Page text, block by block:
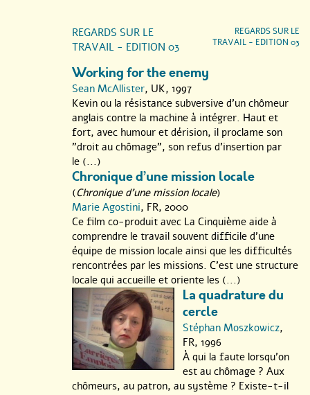
terrain, de travailleurs, de chômeurs, d’acteurs de la société
civile, d’économistes, de spécialistes, de citoyens...
Quatre jours pour parler du travail. Celui qu’on cherche, celui
qu’on trouve, celui dont on rêve, celui qu’on aimerait quitter,
celui auquel on a droit. Celui qu’on subit ou celui qu’on a choisi,
celui de nos parents, celui de demain, l’invisible, l’intangible.
Quatre jours pour essayer d’endiguer les érosions, celle de la
mémoire, celle de la pensée. Tenter d’analyser le rapport du
cinéma documentaire aux représentations et aux mutations du
travail et retrouver ainsi l’urgence que posent les questions de
fond. A nous tous, mais aussi au cinéma.
Pour le dépliant Regards sur le travail 2001 cliquez ici :
"Regards sur le
REGARDS SUR LE
TRAVAIL - EDITION 03
REGARDS SUR LE
TRAVAIL - EDITION 03
Working for the enemy
Sean McAllister, UK, 1997
Kevin ou la résistance subversive d’un chômeur
anglais contre la machine à intégrer. Haut et
fort, avec humour et dérision, il proclame son
"droit au chômage", son refus d’insertion par
le (...)
Chronique d’une mission locale
(Chronique d'une mission locale)
Marie Agostini, FR, 2000
Ce film co-produit avec La Cinquième aide à
comprendre le travail souvent difficile d’une
équipe de mission locale ainsi que les difficultés
rencontrées par les missions. C’est une structure
locale qui accueille et oriente les (...)
La quadrature du
cercle
Stéphan Moszkowicz,
FR, 1996
À qui la faute lorsqu’on
est au chômage ? Aux
chômeurs, au patron, au système ? Existe-t-il